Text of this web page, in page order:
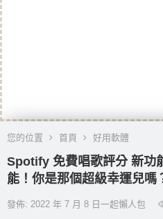
您的位置 首頁 好用軟體
Spotify 免費唱歌評分 新功
能！你是那個超級幸運兒嗎
發佈: 2022 年 7 月 8 日一起懶人包